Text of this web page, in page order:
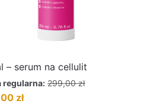
– serum na cellulit
regularna: 299,00zł
zł